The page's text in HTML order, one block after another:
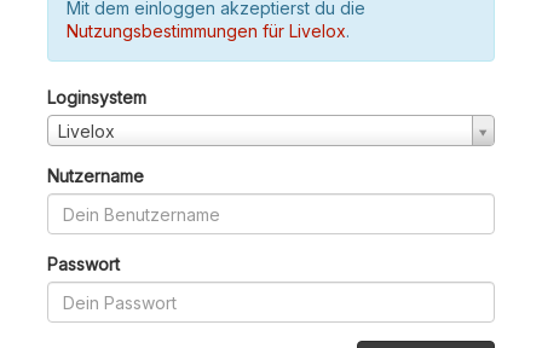
Mit dem einloggen akzeptierst du die
Nutzungsbestimmungen für Livelox.
Loginsystem
Livelox
Nutzername
Passwort